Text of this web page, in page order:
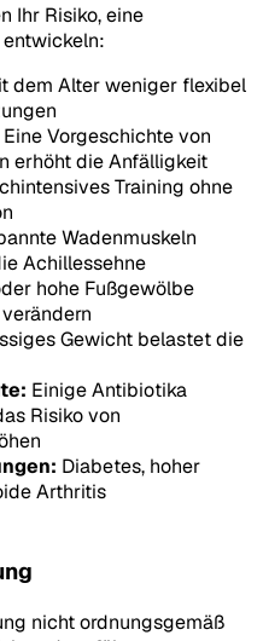
Ihr Risiko, eine
dem Alter weniger flexibel
Eine Vorgeschichte von
erhöht die Anfälligkeit
Training ohne
Wadenmuskeln
Achillessehne
hohe Fußgewölbe
Gewicht belastet die
Einige Antibiotika
Risiko von
Diabetes, hoher
Arthritis
nicht ordnungsgemäß